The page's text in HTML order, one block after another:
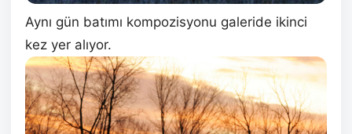
Aynı gün batımı kompozisyonu galeride ikinci
kez yer alıyor.